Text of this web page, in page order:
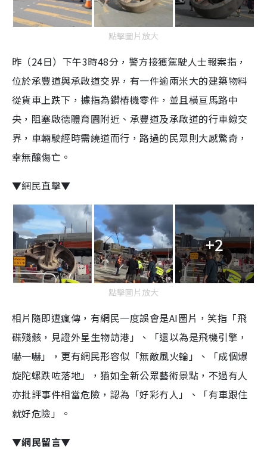
點擊圖片放大
昨（24日）下午3時48分，警方接獲駕駛人士報案指，
位於承豐道與承啟道交界，有一件逾兩米大的建築物料
從貨車上跌下，據指為鑽樁機零件，並且橫亘馬路中
央，阻塞啟德體育園附近、承豐道及承啟道的行車線交
界，車輛駛經時需繞道而行，路過的民眾則大感驚奇，
幸無釀傷亡。
▼網民直擊▼
+2
點擊圖片放大
相片隨即遭瘋傳，有網民一度誤會是AI圖片，笑指「飛
碟殘骸，見證外星生物訪港」、「還以為是飛機引擎，
嚇一嚇」，更有網民形容似「無敵風火輪」、「成個爆
旋陀螺跌咗落地」，猶如全新公眾藝術景點，不過有人
亦批評事件相當危險，認為「好彩冇人」、「有車跟住
就好危險」。
▼網民留言▼